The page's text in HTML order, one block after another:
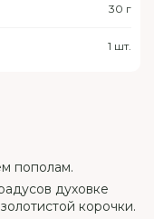
30 г
1 шт.
пополам.
духовке
корочки.